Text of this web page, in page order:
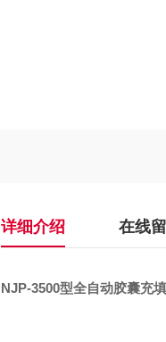
详细介绍 在线
NJP-3500型全自动胶囊充